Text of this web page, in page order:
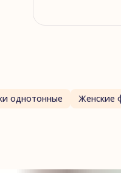
однотонные Женские